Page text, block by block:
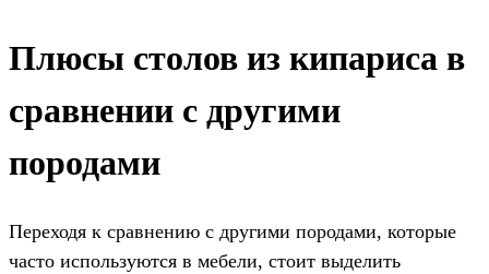
Плюсы столов из кипариса в
сравнении с другими
породами
Переходя к сравнению с другими породами, которые
часто используются в мебели, стоит выделить